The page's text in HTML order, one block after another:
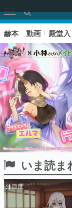
ピック
電ファミのいま読
赫本 動画 殿堂
いま読ま
注目度